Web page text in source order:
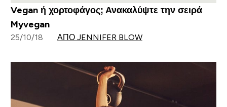
Vegan ή χορτοφάγος; Ανακαλύψτε την σειρά
Myvegan
25/10/18 ΑΠΌ JENNIFER BLOW